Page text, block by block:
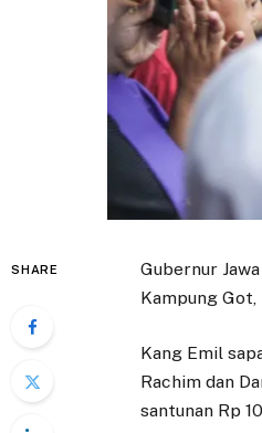
SHARE
Gubernur
Kampung
Kang Emil
Rachim dan
santunan Rp